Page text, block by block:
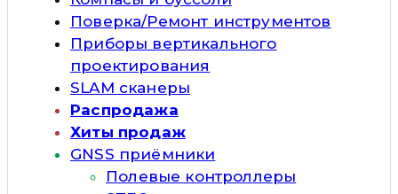
Поверка/Ремонт инструментов
Приборы вертикального
проектирования
SLAM сканеры
Распродажа
Хиты продаж
GNSS приёмники
Полевые контроллеры